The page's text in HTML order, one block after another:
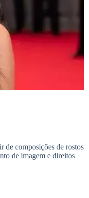
de composições de rostos
de imagem e direitos